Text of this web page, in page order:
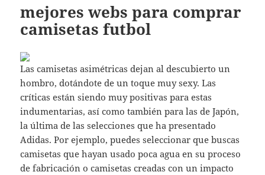
mejores webs para comprar
camisetas futbol
Las camisetas asimétricas dejan al descubierto un
hombro, dotándote de un toque muy sexy. Las
críticas están siendo muy positivas para estas
indumentarias, así como también para las de Japón,
la última de las selecciones que ha presentado
Adidas. Por ejemplo, puedes seleccionar que buscas
camisetas que hayan usado poca agua en su proceso
de fabricación o camisetas creadas con un impacto